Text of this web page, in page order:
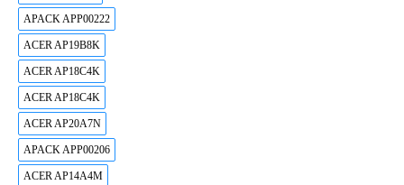
APACK APP00222
ACER AP19B8K
ACER AP18C4K
ACER AP18C4K
ACER AP20A7N
APACK APP00206
ACER AP14A4M